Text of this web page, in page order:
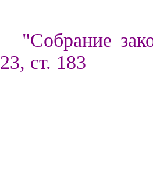
"Собрание
23, ст. 183